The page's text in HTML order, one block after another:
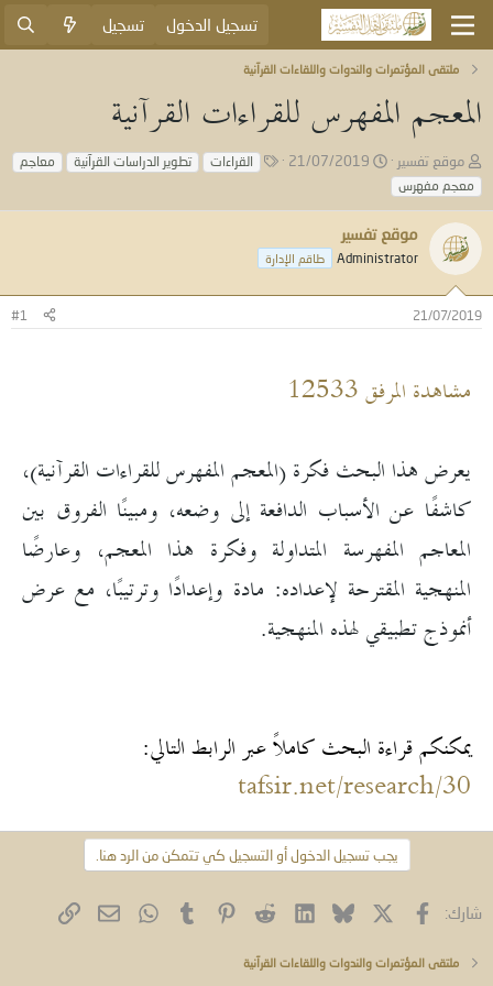
تسجيل الدخول تسجيل
ملتقى المؤتمرات والندوات واللقاءات القرآنية
المعجم المفهرس للقراءات القرآنية
ب
ا
د
ئ
ا
ل
م
و
ض
موقع تفسير
ت
خ
ا
ب
21/07/2019
ا القراءات تطوير الدراسات القرآنية
معاجم
معجم مفهرس
موقع تفسير
Administrator طاقم الإدارة
21/07/2019
#1
مشاهدة المرفق 12533
يعرض هذا البحث فكرة (المعجم المفهرس للقراءات القرآنية)،
كاشفًا عن الأسباب الدافعة إلى وضعه، ومبينًا الفروق بين
المعاجم المفهرسة المتداولة وفكرة هذا المعجم، وعارضًا
المنهجية المقترحة لإعداده: مادة وإعدادًا وترتيبًا، مع عرض
أنموذج تطبيقي لهذه المنهجية.
يمكنكم قراءة البحث كاملاً عبر الرابط التالي:
tafsir.net/research/30
يجب تسجيل الدخول أو التسجيل كي تتمكن من الرد هنا.
شارك: فيسبوك X (Twitter)
Bluesky
LinkedIn
Reddit
Pinterest
Tumblr
WhatsApp
البريد
ملتقى المؤتمرات والندوات واللقاءات القرآنية